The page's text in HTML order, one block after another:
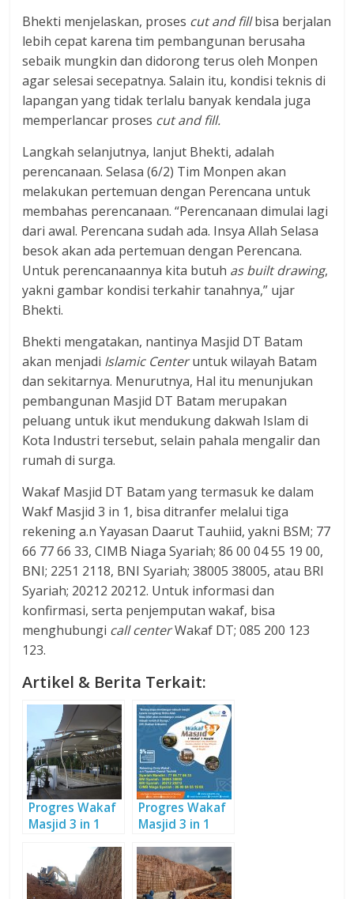
Bhekti menjelaskan, proses cut and fillbisa berjalan
lebih cepat karena tim pembangunan berusaha
sebaik mungkin dan didorong terus oleh Monpen
agar selesai secepatnya. Salain itu, kondisi teknis di
lapangan yang tidak terlalu banyak kendala juga
memperlancar proses cut and fill.
Langkah selanjutnya, lanjut Bhekti, adalah
perencanaan. Selasa (6/2) Tim Monpen akan
melakukan pertemuan dengan Perencana untuk
membahas perencanaan. “Perencanaan dimulai lagi
dari awal. Perencana sudah ada. Insya Allah Selasa
besok akan ada pertemuan dengan Perencana.
Untuk perencanaannya kita butuh as built drawing,
yakni gambar kondisi terkahir tanahnya,” ujar
Bhekti.
Bhekti mengatakan, nantinya Masjid DT Batam
akan menjadi Islamic Centeruntuk wilayah Batam
dan sekitarnya. Menurutnya, Hal itu menunjukan
pembangunan Masjid DT Batam merupakan
peluang untuk ikut mendukung dakwah Islam di
Kota Industri tersebut, selain pahala mengalir dan
rumah di surga.
Wakaf Masjid DT Batam yang termasuk ke dalam
Wakf Masjid 3 in 1, bisa ditranfer melalui tiga
rekening a.n Yayasan Daarut Tauhiid, yakni BSM; 77
66 77 66 33, CIMB Niaga Syariah; 86 00 04 55 19 00,
BNI; 2251 2118, BNI Syariah; 38005 38005, atau BRI
Syariah; 20212 20212. Untuk informasi dan
konfirmasi, serta penjemputan wakaf, bisa
menghubungi call centerWakaf DT; 085 200 123
123.
Artikel & Berita Terkait:
Progres Wakaf
Masjid 3 in 1
Progres Wakaf
Masjid 3 in 1